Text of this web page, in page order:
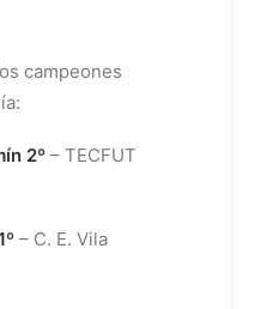
campeones
2º – TECFUT
– C. E. Vila